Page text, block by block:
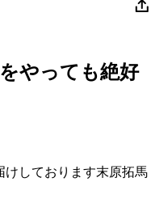
やっても絶好
しております末原拓馬